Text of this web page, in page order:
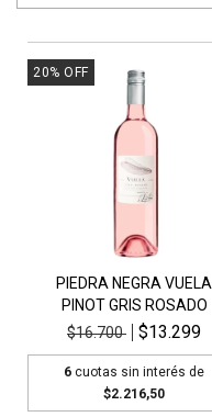
20% OFF
PIEDRA NEGRA VUELA
PINOT GRIS ROSADO
$16.700
$13.299
6 cuotas sin interés de
$2.216,50